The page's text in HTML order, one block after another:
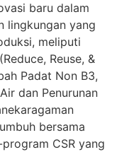
baru dalam
lingkungan yang
meliputi
Reuse, &
Padat Non B3,
dan Penurunan
bersama
CSR yang